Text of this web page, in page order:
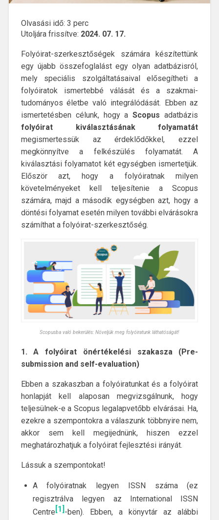
Olvasási idő: 3 perc
Utoljára frissítve: 2024. 07. 17.
Folyóirat-szerkesztőségek számára készítettünk
egy újabb összefoglalást egy olyan adatbázisról,
mely speciális szolgáltatásaival elősegítheti a
folyóiratok ismertebbé válását és a szakmai-
tudományos életbe való integrálódását. Ebben az
ismertetésben célunk, hogy aScopus adatbázis
folyóirat kiválasztásának folyamatát
megismertessük az érdeklődőkkel, ezzel
megkönnyítve a felkészülés folyamatát. A
kiválasztási folyamatot két egységben ismertetjük.
Először azt, hogy a folyóiratnak milyen
követelményeket kell teljesítenie a Scopus
számára, majd a második egységben azt, hogy a
döntési folyamat esetén milyen további elvárásokra
számíthat a folyóirat-szerkesztőség.
Scopusba való bekerülés: Növeljük meg folyóiratunk láthatóságát!
1. A folyóirat önértékelési szakasza (Pre-
submission and self-evaluation)
Ebben a szakaszban a folyóiratunkat és a folyóirat
honlapját kell alaposan megvizsgálnunk, hogy
teljesülnek-e a Scopus legalapvetőbb elvárásai. Ha,
ezekre a szempontokra a válaszunk többnyire nem,
akkor sem kell megijednünk, hiszen ezzel
meghatározhatjuk a folyóirat fejlesztési irányát.
Lássuk a szempontokat!
A folyóiratnak legyen ISSN száma (ez
regisztrálva legyen az International ISSN
Centre [1]-ben). Ebben, a könyvtár az alábbi